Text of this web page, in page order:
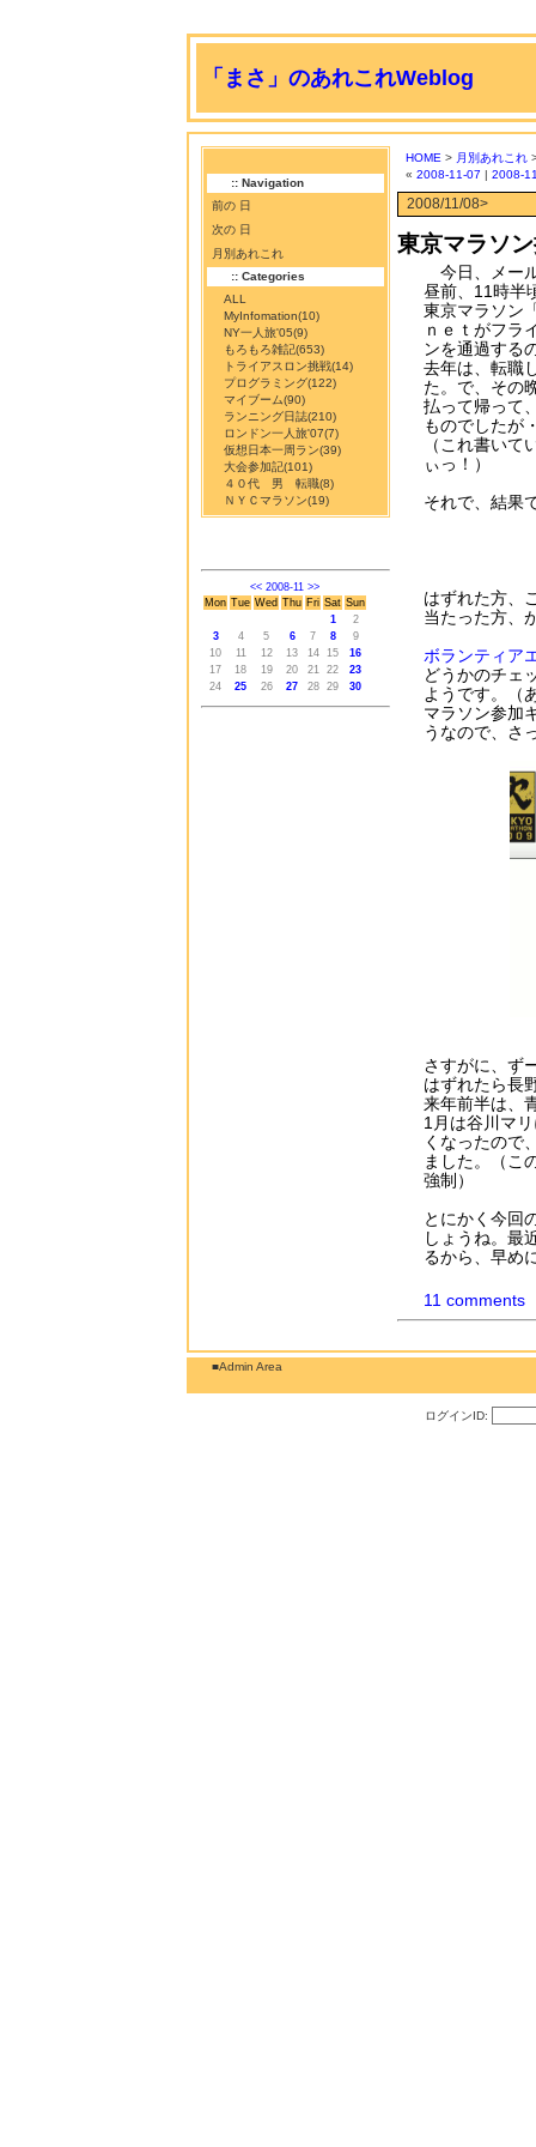
「まさ」のあれこれWeblog
:: Navigation
前の 日
次の 日
月別あれこれ
:: Categories
ALL
MyInfomation(10)
NY一人旅'05(9)
もろもろ雑記(653)
トライアスロン挑戦(14)
プログラミング(122)
マイブーム(90)
ランニング日誌(210)
ロンドン一人旅'07(7)
仮想日本一周ラン(39)
大会参加記(101)
４０代 男 転職(8)
ＮＹＣマラソン(19)
<< 2008-11 >>
Mon Tue Wed Thu Fri Sat Sun
1
2
3
4 5 6 7 8
9
10
11 12 13 14 15
16
17
18 19 20 21 22
23
24
25 26 27 28 29 30
HOME > 月別あれこれ
« 2008-11-07 | 2008-
2008/11/08>
東京マラソ
今日、メー
昼前、11時半
東京マラソン
ｎｅｔがフラ
ンを通過する
去年は、転職
た。で、その
払って帰って
ものでしたが
（これ書い
ぃっ！）
それで、結果
はずれた方、
当たった方、
ボランティア
どうかのチェ
ようです。（
マラソン参加
うなので、さ
さすがに、ず
はずれたら長
来年前半は、
1月は谷川マ
くなったので
ました。（こ
強制）
とにかく今回
しょうね。最
るから、早め
11 comments
■Admin Area
ログインID: